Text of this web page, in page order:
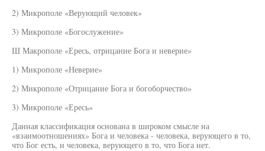
2) Микрополе «Верующий человек»
3) Микрополе «Богослужение»
Ш Макрополе «Ересь, отрицание Бога и неверие»
1) Микрополе «Неверие»
2) Микрополе «Отрицание Бога и богоборчество»
3) Микрополе «Ересь»
Данная классификация основана в широком смысле на
«взаимоотношениях» Бога и человека - человека, верующего в то,
что Бог есть, и человека, верующего в то, что Бога нет.